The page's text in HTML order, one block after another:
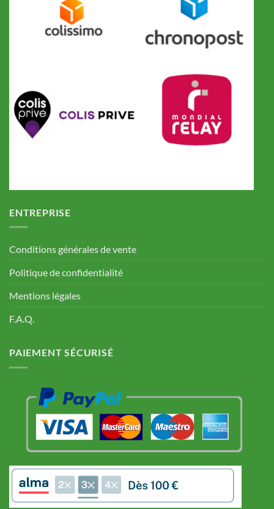
ENTREPRISE
Conditions générales de vente
Politique de confidentialité
Mentions légales
F.A.Q.
PAIEMENT SÉCURISÉ